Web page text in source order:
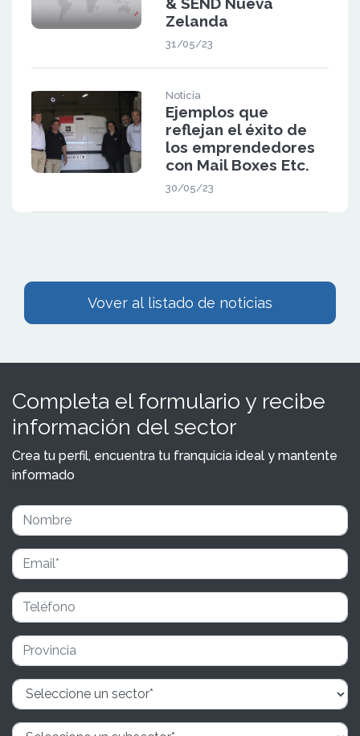
Zelanda
31/05/23
Noticia
Ejemplos que
reflejan el éxito de
los emprendedores
con Mail Boxes Etc.
30/05/23
Vover al listado de noticias
Completa el formulario y recibe
información del sector
Crea tu perfil, encuentra tu franquicia ideal y mantente
informado